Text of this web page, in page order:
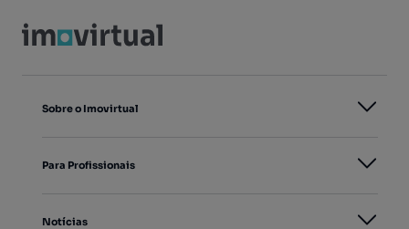
Sobre o Imovirtual
Para Profissionais
Notícias